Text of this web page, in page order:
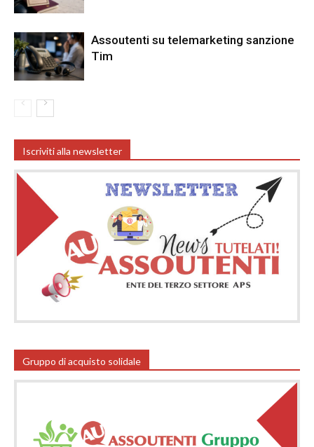
Assoutenti su telemarketing sanzione
Tim
Iscriviti alla newsletter
Gruppo di acquisto solidale